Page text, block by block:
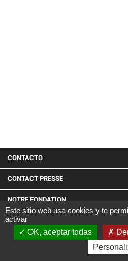
MENU
PIED
DE
PAGE
CONTACTO
CONTACT PRESSE
NOTRE FONDATION
LINKEDIN
Site réalisé par
Mentions Légales|
Este sitio web usa cookies y te
activar
OK, aceptar todas